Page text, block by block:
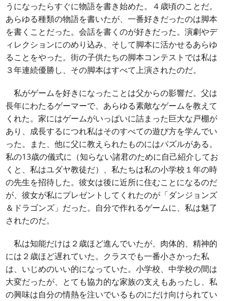
うになったらすぐに物語を書き始めた。４歳頃のことだ。
あらゆる種類の物語を書いたが、一番好きだったのは脚本
を書くことだった。会話を書くのが好きだった。演劇やデ
ィレクションにのめり込み、そして脚本に活かせるあらゆ
ることをやった。街の子供たちの脚本コンテストでは私は
３年連続優勝し、その脚本はすべて上演されたのだ。
私がゲームを好きになったことは父からの影響だ。父は
長年にわたるゲーマーで、あらゆる素敵なゲームを教えて
くれた。家にはゲームがいっぱいに詰まった巨大な戸棚が
あり、成長するにつれ私はそのすべての遊び方を学んでい
った。また、他に父に教えられたものにはパズルがある。
私の13歳の儀式に（知らない諸君のために自己紹介してお
くと、私はユダヤ教徒だ）、私たちは私の小学校１年の時
の先生を招待した。彼女は後に近所に住むことになるのだ
が、彼女が私にプレゼントしてくれたのが「ダンジョンズ
＆ドラゴンズ」だった。自分で作れるゲームに、私は魅了
されたのだ。
私は知能だけは２歳ほど進んでいたが、肉体的、精神的
には２歳ほど遅れていた。クラスでも一番小さかった私
は、いじめのいい的になっていた。小学校、中学校の間は
大変だったが、とても協力的な家族の支えもあったし、私
の興味は自分の情熱を注いでいるものにだけ向けられてい